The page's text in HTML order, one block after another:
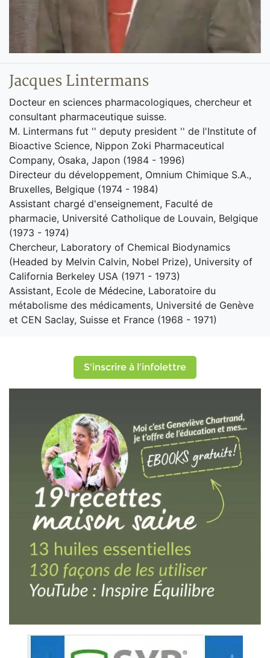
Jacques Lintermans
Docteur en sciences pharmacologiques, chercheur et
consultant pharmaceutique suisse.
M. Lintermans fut '' deputy president '' de l'Institute of
Bioactive Science, Nippon Zoki Pharmaceutical
Company, Osaka, Japon (1984 - 1996)
Directeur du développement, Omnium Chimique S.A.,
Bruxelles, Belgique (1974 - 1984)
Assistant chargé d'enseignement, Faculté de
pharmacie, Université Catholique de Louvain, Belgique
(1973 - 1974)
Chercheur, Laboratory of Chemical Biodynamics
(Headed by Melvin Calvin, Nobel Prize), University of
California Berkeley USA (1971 - 1973)
Assistant, Ecole de Médecine, Laboratoire du
métabolisme des médicaments, Université de Genève
et CEN Saclay, Suisse et France (1968 - 1971)
S'inscrire à l'infolettre